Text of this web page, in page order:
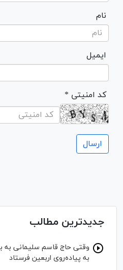
نام
ایمیل
* کد امنیتی
جدیدترین مطالب
وقتی حاج قاسم سلیمانی به
به پیاده‌روی اربعین فرستاد